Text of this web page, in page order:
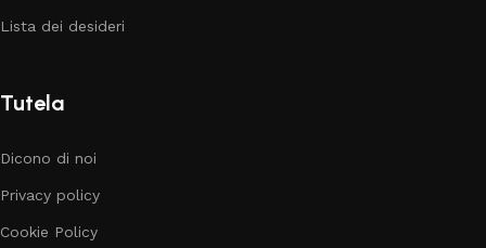
Lista dei desideri
Tutela
Dicono di noi
Privacy policy
Cookie Policy